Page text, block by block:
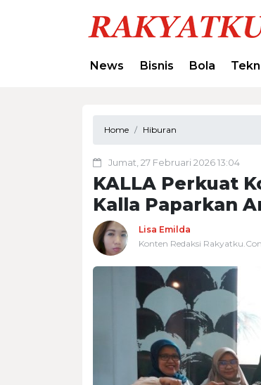
News Bisnis Bola
Home Hiburan
Jumat, 27 Februari 2026 13:04
KALLA Perkuat
Kalla Paparkan
Lisa Emilda
Konten Redaksi